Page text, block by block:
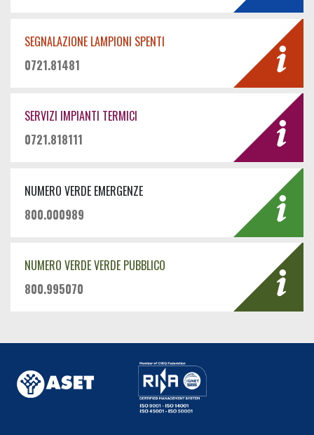
SEGNALAZIONE LAMPIONI SPENTI
0721.81481
SERVIZI IMPIANTI TERMICI
0721.818111
NUMERO VERDE EMERGENZE
800.000989
NUMERO VERDE VERDE PUBBLICO
800.995070